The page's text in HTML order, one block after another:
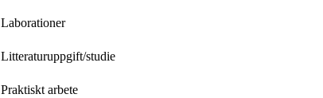
Laborationer
Litteraturuppgift/studie
Praktiskt arbete